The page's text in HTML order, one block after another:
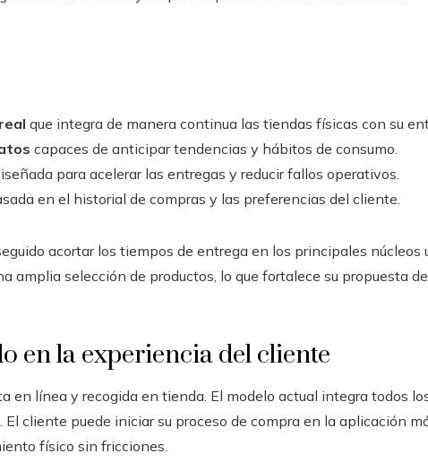
que integra de manera continua las tiendas físicas con su
capaces de anticipar tendencias y hábitos de consumo.
para acelerar las entregas y reducir fallos operativos.
en el historial de compras y las preferencias del cliente.
acortar los tiempos de entrega en los principales núcleos
amplia selección de productos, lo que fortalece su propuesta
en la experiencia del cliente
en línea y recogida en tienda. El modelo actual integra todos
cliente puede iniciar su proceso de compra en la aplicación
físico sin fricciones.